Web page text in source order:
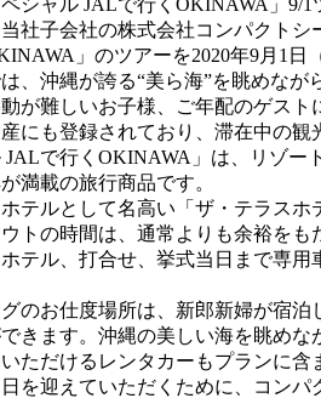
社子会社の株式会社コンパクト
」のツアーを2020年9月1
、沖縄が誇る“美ら海”を眺めな
が難しいお子様、ご年配のゲス
にも登録されており、滞在中の観
JALで行くOKINAWA」は、リゾ
満載の旅行商品です。
テルとして名高い「ザ・テラス
トの時間は、通常よりも余裕を
テル、打合せ、挙式当日まで専
のお仕度場所は、新郎新婦が宿
きます。沖縄の美しい海を眺め
ただけるレンタカーもプランに
を迎えていただくために、コン